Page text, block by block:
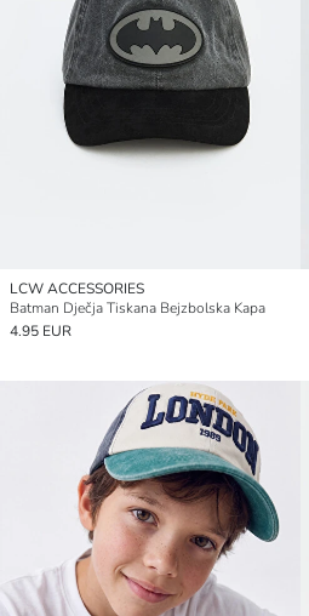
LCW ACCESSORIES
Batman Dječja Tiskana Bejzbolska Kapa
4.95 EUR